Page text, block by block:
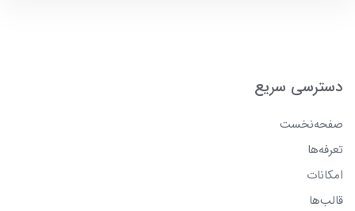
دسترسی سریع
صفحه‌نخست
تعرفه‌ها
امکانات
قالب‌ها